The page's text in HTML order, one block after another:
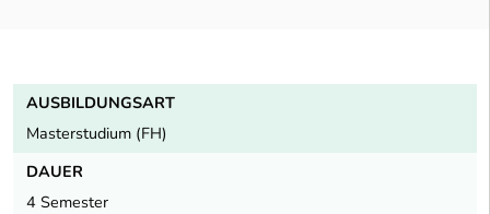
AUSBILDUNGSART
Masterstudium (FH)
DAUER
4 Semester